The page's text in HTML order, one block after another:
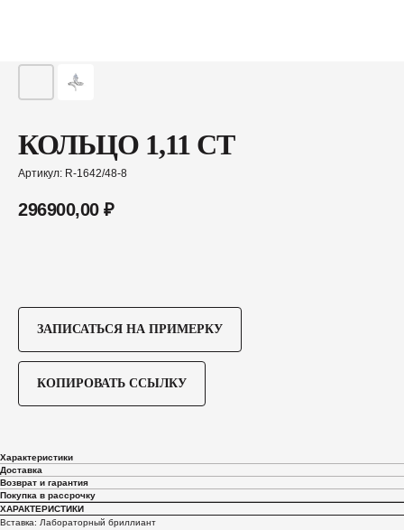
КОЛЬЦО 1,11 CT
Артикул: R-1642/48-8
296900,00 ₽
ЗАПИСАТЬСЯ НА ПРИМЕРКУ
КОПИРОВАТЬ ССЫЛКУ
Характеристики
Доставка
Возврат и гарантия
Покупка в рассрочку
ХАРАКТЕРИСТИКИ
Вставка: Лабораторный бриллиант